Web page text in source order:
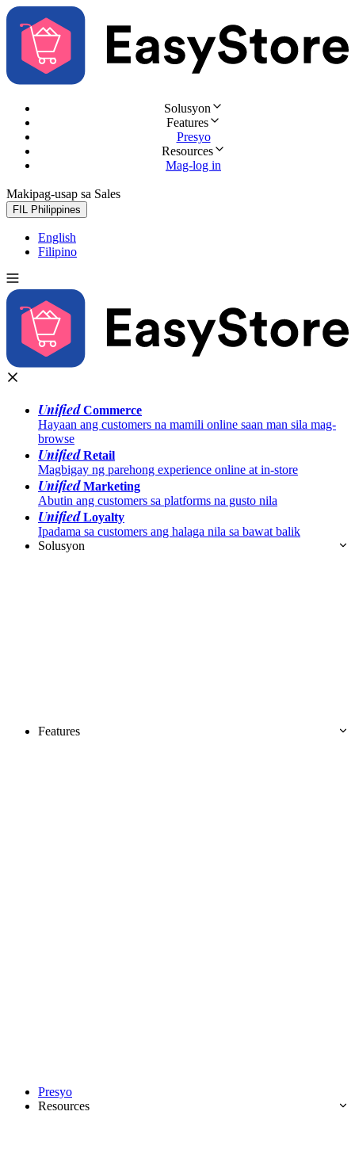
Solusyon
Features
Presyo
Resources
Mag-log in
Makipag-usap sa Sales
FIL Philippines
English
Filipino
UnifiedCommerce
Hayaan ang customers na mamili online saan man sila mag-
browse
UnifiedRetail
Magbigay ng parehong experience online at in-store
UnifiedMarketing
Abutin ang customers sa platforms na gusto nila
UnifiedLoyalty
Ipadama sa customers ang halaga nila sa bawat balik
Solusyon
Features
Presyo
Resources